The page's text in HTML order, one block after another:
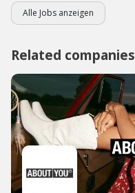
Alle Jobs anzeigen
Related companies